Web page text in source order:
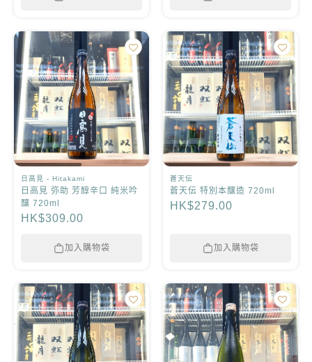
日高見 - Hitakami
日高見 弥助 芳醇辛口 純米吟
釀 720ml
HK$309.00
加入購物袋
蒼天伝
蒼天伝 特別本釀造 720ml
HK$279.00
加入購物袋